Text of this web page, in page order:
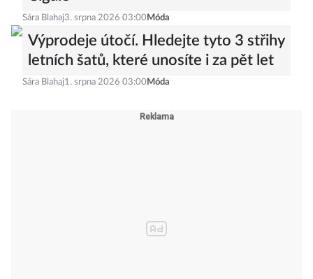
Sára Blahaj3. srpna 2026 03:00 Móda
Výprodeje útočí. Hledejte tyto 3 střihy
letních šatů, které unosíte i za pět let
Sára Blahaj1. srpna 2026 03:00 Móda